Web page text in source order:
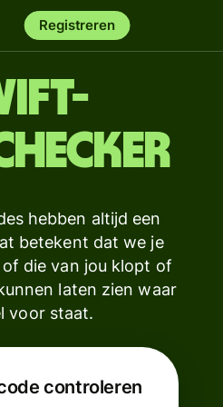
Registreren
hebben altijd een
betekent dat we je
die van jou klopt of
laten zien waar
voor staat.
controleren